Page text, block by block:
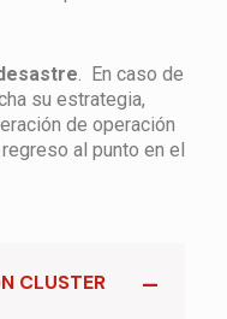
. En caso de
su estrategia,
de operación
al punto en el
CLUSTER